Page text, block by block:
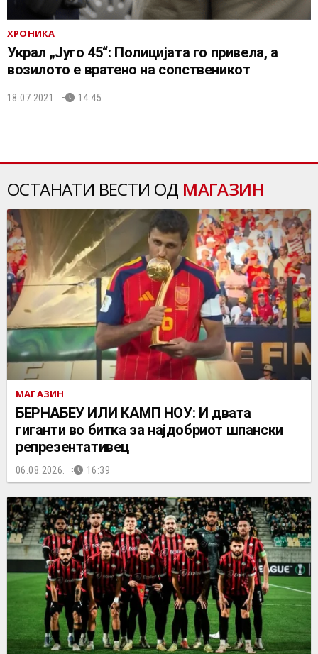
ХРОНИКА
Украл „Југо 45“: Полицијата го привела, а
возилото е вратено на сопственикот
18.07.2021. 14:45
ОСТАНАТИ ВЕСТИ ОД МАГАЗИН
МАГАЗИН
БЕРНАБЕУ ИЛИ КАМП НОУ: И двата
гиганти во битка за најдобриот шпански
репрезентативец
06.08.2026. 16:39